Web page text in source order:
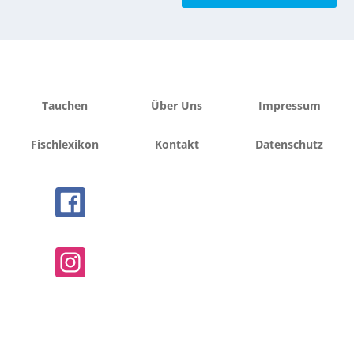
Tauchen
Fischlexikon
Über Uns
Kontakt
Impressum
Datenschutz